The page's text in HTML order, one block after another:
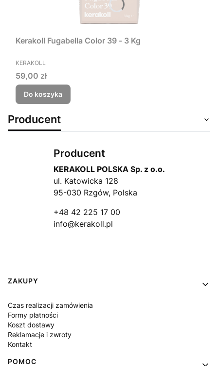
Kerakoll Fugabella Color 39 - 3 Kg
PRODUCENT
KERAKOLL
Cena
59,00 zł
Do koszyka
Producent
Producent
KERAKOLL POLSKA Sp. z o.o.
ul. Katowicka 128
95-030 Rzgów, Polska
+48 42 225 17 00
info@kerakoll.pl
Linki w stopce
ZAKUPY
Czas realizacji zamówienia
Formy płatności
Koszt dostawy
Reklamacje i zwroty
Kontakt
POMOC